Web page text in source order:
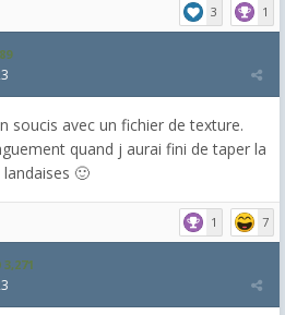
3 1
soucis avec un fichier de texture.
quand j aurai fini de taper la
🙂
1 7
3,271